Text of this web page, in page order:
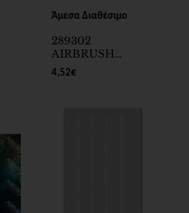
Άμεσα Διαθέσιμο
289302
AIRBRUSH
STENCIL
FRENCH No8
4,52€